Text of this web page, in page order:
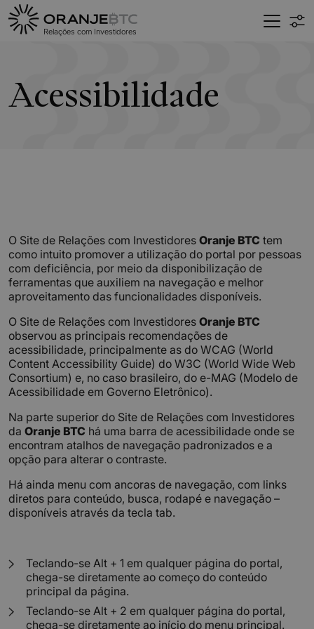
Relações com Investidores
Acessibilidade
O Site de Relações com Investidores Oranje BTC tem
como intuito promover a utilização do portal por pessoas
com deficiência, por meio da disponibilização de
ferramentas que auxiliem na navegação e melhor
aproveitamento das funcionalidades disponíveis.
O Site de Relações com Investidores Oranje BTC
observou as principais recomendações de
acessibilidade, principalmente as do WCAG (World
Content Accessibility Guide) do W3C (World Wide Web
Consortium) e, no caso brasileiro, do e-MAG (Modelo de
Acessibilidade em Governo Eletrônico).
Na parte superior do Site de Relações com Investidores
da Oranje BTC há uma barra de acessibilidade onde se
encontram atalhos de navegação padronizados e a
opção para alterar o contraste.
Há ainda menu com ancoras de navegação, com links
diretos para conteúdo, busca, rodapé e navegação –
disponíveis através da tecla tab.
Teclando-se Alt + 1 em qualquer página do portal,
chega-se diretamente ao começo do conteúdo
principal da página.
Teclando-se Alt + 2 em qualquer página do portal,
chega-se diretamente ao início do menu principal.